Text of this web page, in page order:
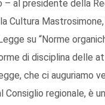
– al presidente della
Cultura
su “Norme
di disciplina delle
che ci auguriamo
Consiglio regionale, è